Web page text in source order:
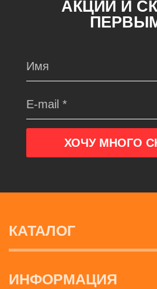
АКЦИИ И
КАТАЛОГ
ИНФОРМАЦИЯ